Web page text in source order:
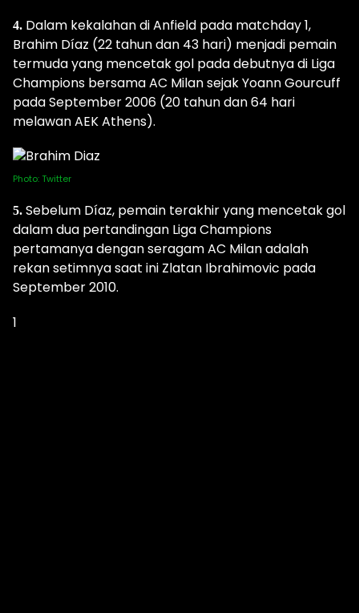
4. Dalam kekalahan di Anfield pada matchday 1,
Brahim Díaz (22 tahun dan 43 hari) menjadi pemain
termuda yang mencetak gol pada debutnya di Liga
Champions bersama AC Milan sejak Yoann Gourcuff
pada September 2006 (20 tahun dan 64 hari
melawan AEK Athens).
Photo: Twitter
5. Sebelum Díaz, pemain terakhir yang mencetak gol
dalam dua pertandingan Liga Champions
pertamanya dengan seragam AC Milan adalah
rekan setimnya saat ini Zlatan Ibrahimovic pada
September 2010.
1